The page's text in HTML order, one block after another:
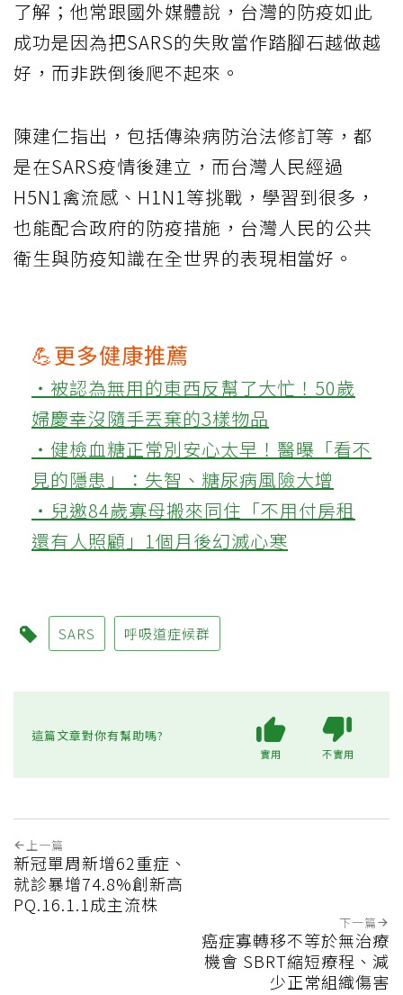
了解；他常跟國外媒體說，台灣的防疫如此
成功是因為把SARS的失敗當作踏腳石越做越
好，而非跌倒後爬不起來。
陳建仁指出，包括傳染病防治法修訂等，都
是在SARS疫情後建立，而台灣人民經過
H5N1禽流感、H1N1等挑戰，學習到很多，
也能配合政府的防疫措施，台灣人民的公共
衛生與防疫知識在全世界的表現相當好。
💪更多健康推薦
‧被認為無用的東西反幫了大忙！50歲
婦慶幸沒隨手丟棄的3樣物品
‧健檢血糖正常別安心太早！醫曝「看不
見的隱患」：失智、糖尿病風險大增
‧兒邀84歲寡母搬來同住「不用付房租
還有人照顧」1個月後幻滅心寒
SARS 呼吸道症候群
這篇文章對你有幫助嗎?
實用 不實用
上一篇
新冠單周新增62重症、
就診暴增74.8%創新高
PQ.16.1.1成主流株
下一篇
癌症寡轉移不等於無治療
機會 SBRT縮短療程、減
少正常組織傷害